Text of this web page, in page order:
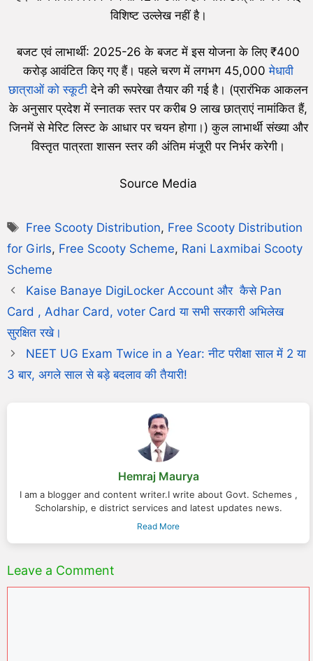
विशिष्ट उल्लेख नहीं है।
बजट एवं लाभार्थी: 2025-26 के बजट में इस योजना के लिए ₹400
करोड़ आवंटित किए गए हैं। पहले चरण में लगभग 45,000मेधावी
छात्राओं को स्कूटी देने की रूपरेखा तैयार की गई है। (प्रारंभिक आकलन
के अनुसार प्रदेश में स्नातक स्तर पर करीब 9 लाख छात्राएं नामांकित हैं,
जिनमें से मेरिट लिस्ट के आधार पर चयन होगा।) कुल लाभार्थी संख्या और
विस्तृत पात्रता शासन स्तर की अंतिम मंजूरी पर निर्भर करेगी।
Source Media
Free Scooty Distribution, Free Scooty Distribution
for Girls, Free Scooty Scheme, Rani Laxmibai Scooty
Scheme
Kaise Banaye DigiLocker Account और कैसे Pan
Card , Adhar Card, voter Card या सभी सरकारी अभिलेख
सुरक्षित रखे।
NEET UG Exam Twice in a Year: नीट परीक्षा साल में 2 या
3 बार, अगले साल से बड़े बदलाव की तैयारी!
Hemraj Maurya
I am a blogger and content writer.I write about Govt. Schemes ,
Scholarship, e district services and latest updates news.
Read More
Leave a Comment